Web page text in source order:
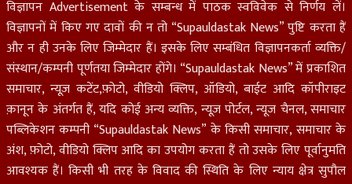
विज्ञापन Advertisement के सम्बन्ध में पाठक स्वविवेक से निर्णय लें।
विज्ञापनों में किए गए दावों की न तो “Supauldastak News” पुष्टि करता हैं
और न ही उनके लिए जिम्मेदार हैं। इसके लिए सम्बंधित विज्ञापनकर्ता व्यक्ति/
संस्थान/कम्पनी पूर्णतया जिम्मेदार होंगे। “Supauldastak News” में प्रकाशित
समाचार, न्यूज़ कटेंट,फ़ोटो, वीडियो क्लिप, ऑडियो, बाईट आदि कॉपीराइट
क़ानून के अंतर्गत हैं, यदि कोई अन्य व्यक्ति, न्यूज़ पोर्टल, न्यूज चैनल, समाचार
पब्लिकेशन कम्पनी “Supauldastak News” के किसी समाचार, समाचार के
अंश, फ़ोटो, वीडियो क्लिप आदि का उपयोग करता हैं तो उसके लिए पूर्वानुमति
आवश्यक हैं। किसी भी तरह के विवाद की स्थिति के लिए न्याय क्षेत्र सुपौल